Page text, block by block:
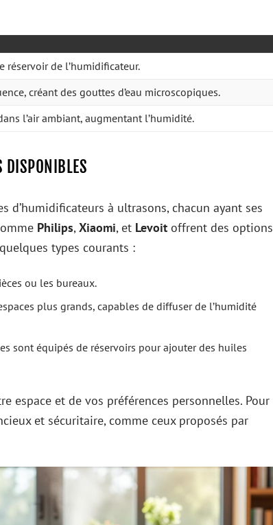
réservoir de l’humidificateur.
créant des gouttes d’eau microscopiques.
l’air ambiant, augmentant l’humidité.
DISPONIBLES
d’humidificateurs à ultrasons, chacun ayant ses
Philips,Xiaomi, et Levoit offrent des options
types courants :
ou les bureaux.
plus grands, capables de diffuser de l’humidité
sont équipés de réservoirs pour ajouter des huiles
espace et de vos préférences personnelles. Pour
et sécuritaire, comme ceux proposés par